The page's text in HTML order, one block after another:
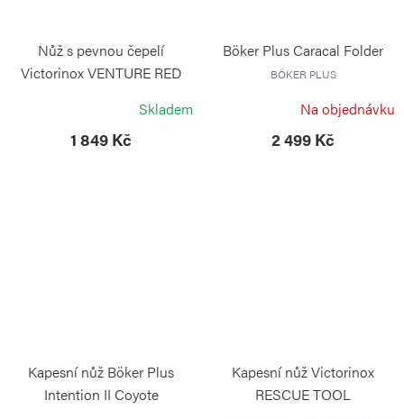
Nůž s pevnou čepelí
Victorinox VENTURE RED
Skladem
1 849 Kč
Böker Plus Caracal Folder
BÖKER PLUS
Na objednávku
2 499 Kč
Kapesní nůž Böker Plus
Intention II Coyote
Kapesní nůž Victorinox
RESCUE TOOL